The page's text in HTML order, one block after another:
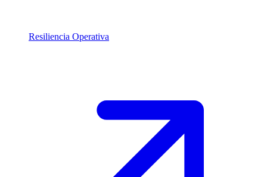
Resiliencia Operativa